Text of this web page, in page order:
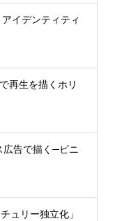
イデンティティ
再生を描くホリ
告で描く─ビニ
ュリー独立化」